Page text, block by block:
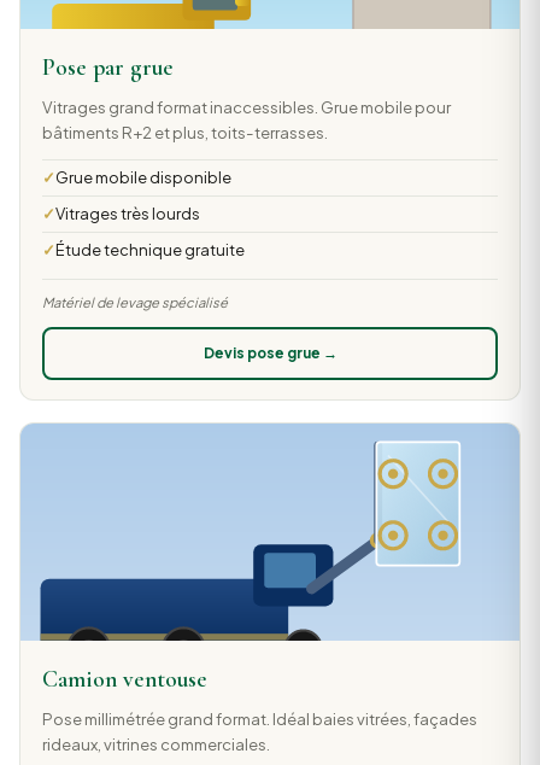
Pose par grue
Vitrages grand format inaccessibles. Grue mobile pour
bâtiments R+2 et plus, toits-terrasses.
Grue mobile disponible
Vitrages très lourds
Étude technique gratuite
Matériel de levage spécialisé
Devis pose grue →
Camion ventouse
Pose millimétrée grand format. Idéal baies vitrées, façades
rideaux, vitrines commerciales.